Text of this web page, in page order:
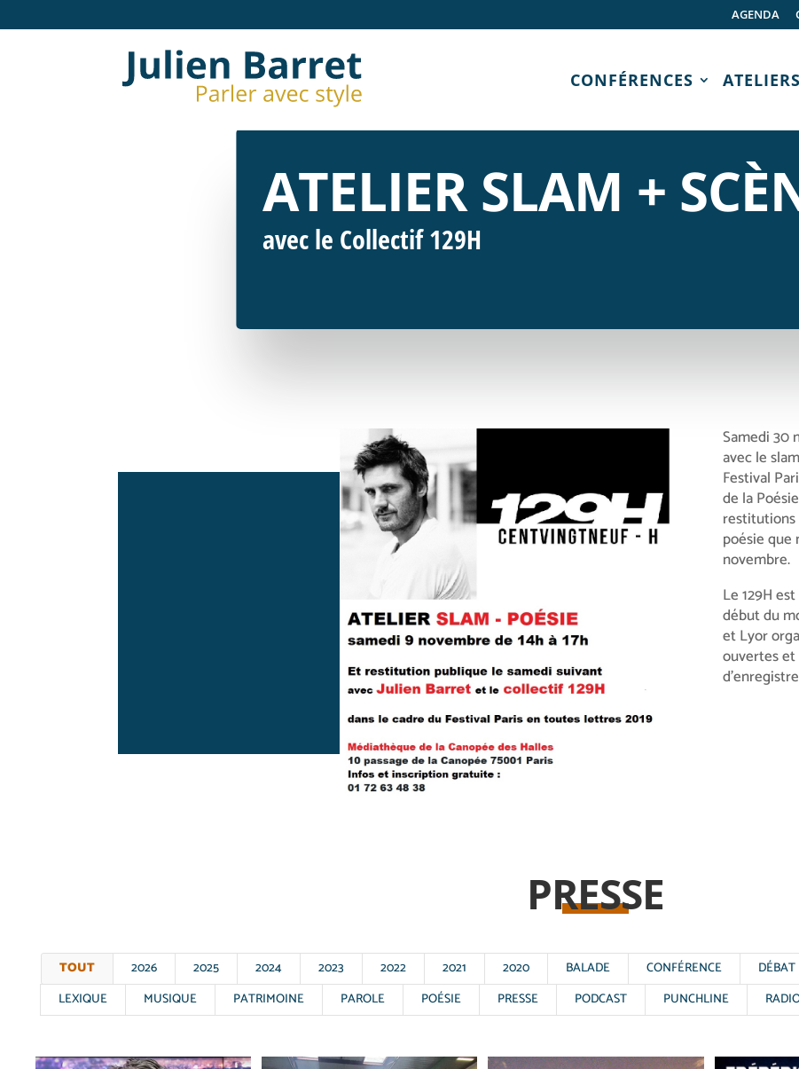
AGENDA
CONFÉRENCES ATELIERS
ATELIER SLAM +
avec le Collectif 129H
Samedi 30
avec le
Festival
de la
restitutions
poésie que
novembre.
Le 129H
début du
et Lyor
ouvertes
PRESSE
TOUT 2026 2025 2024 2023 2022 2021 2020 BALADE CONFÉRENCE DÉBAT
LEXIQUE
MUSIQUE PATRIMOINE PAROLE POÉSIE PRESSE PODCAST PUNCHLINE